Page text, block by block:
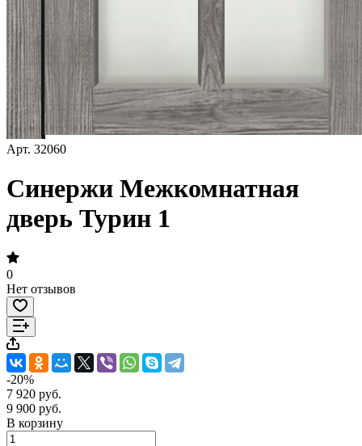
Арт. 32060
Синержи Межкомнатная
дверь Турин 1
0
Нет отзывов
-20%
7 920 руб.
9 900 руб.
В корзину